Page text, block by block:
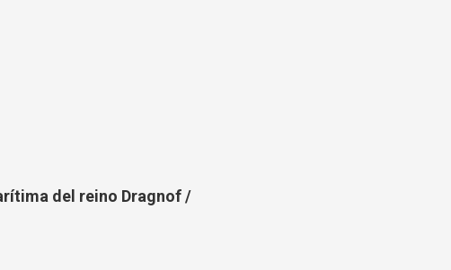
del reino Dragnof /